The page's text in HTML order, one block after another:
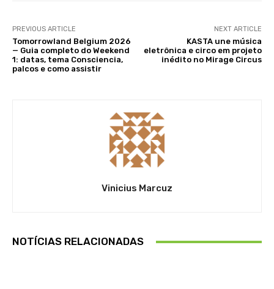
PREVIOUS ARTICLE
Tomorrowland Belgium 2026
— Guia completo do Weekend
1: datas, tema Consciencia,
palcos e como assistir
NEXT ARTICLE
KASTA une música
eletrônica e circo em projeto
inédito no Mirage Circus
Vinicius Marcuz
NOTÍCIAS RELACIONADAS